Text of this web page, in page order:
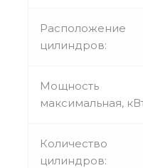
Расположение
цилиндров:
Мощность
максимальная,
Количество
цилиндров: